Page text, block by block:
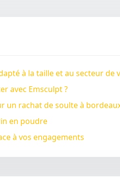
à la taille et au secteur de
avec Emsculpt ?
un rachat de soulte à
en poudre
à vos engagements